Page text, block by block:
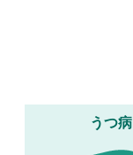
うつ病